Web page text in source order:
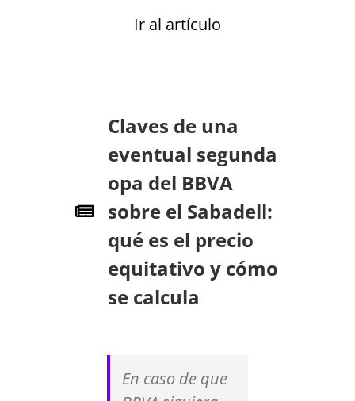
Ir al artículo
Claves de una
eventual segunda
opa del BBVA
sobre el Sabadell:
qué es el precio
equitativo y cómo
se calcula
En caso de que